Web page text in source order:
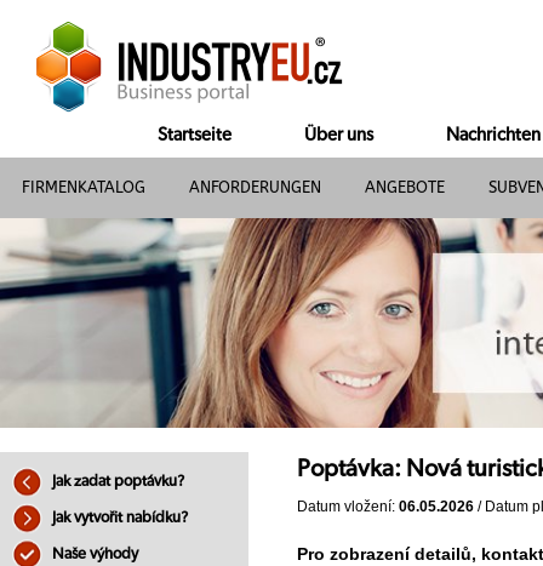
Startseite Über uns Nachrichten
FIRMENKATALOG ANFORDERUNGEN ANGEBOTE
Jak zadat poptávku?
Jak vytvořit nabídku?
Naše výhody
Poptávka: Nová
Datum vložení: 06.05.2026 / Datum
Pro zobrazení detailů,